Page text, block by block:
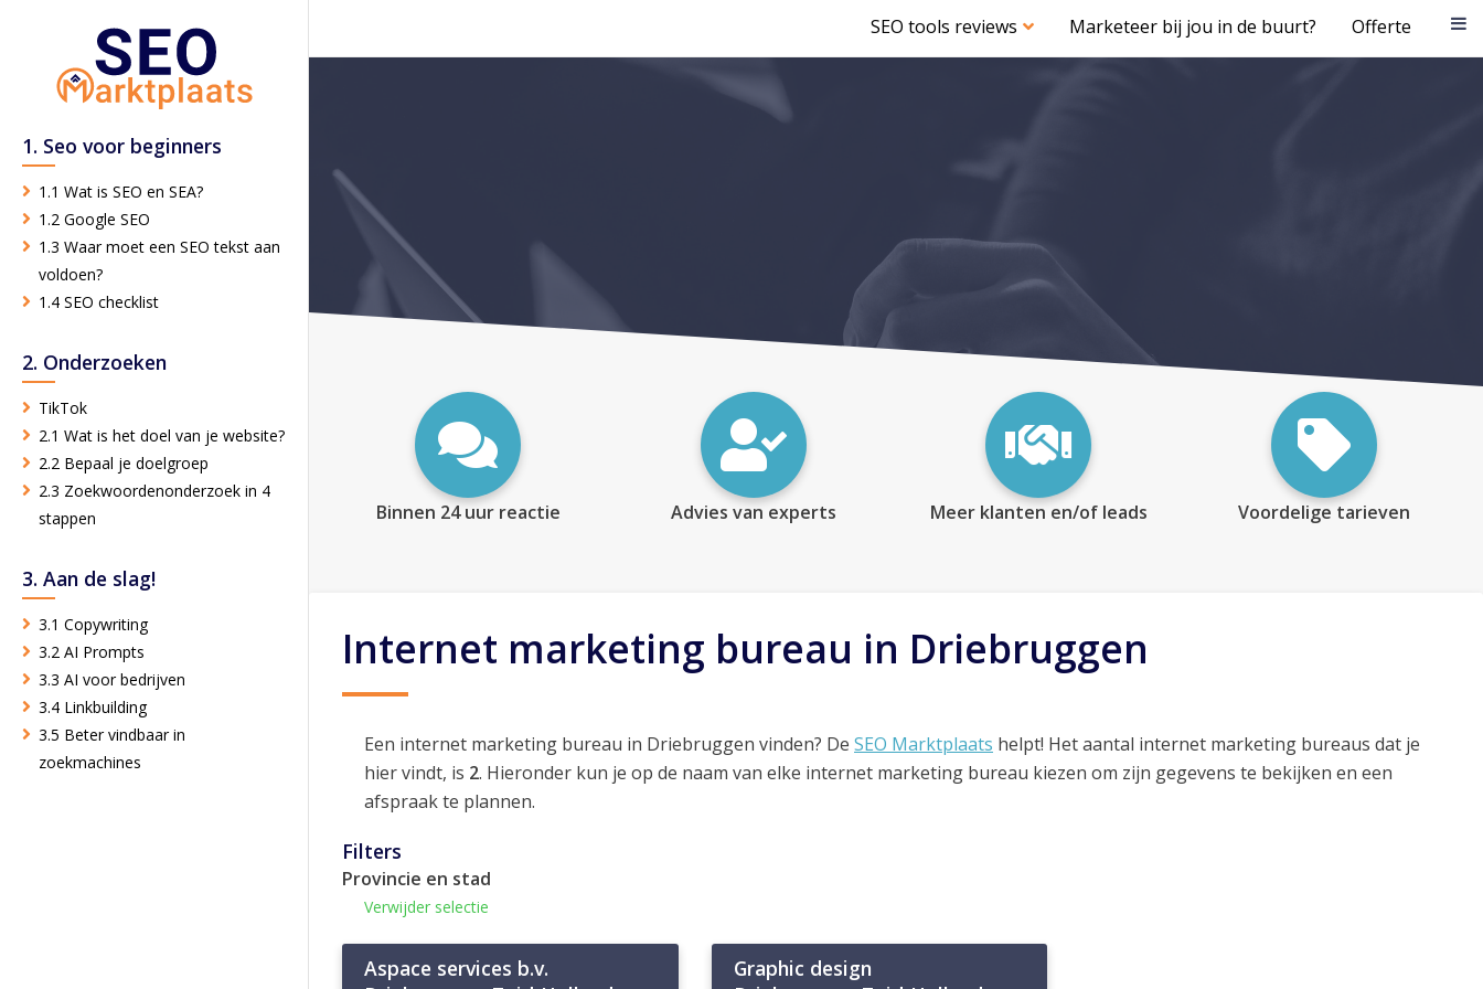
SEO tools reviews Marketeer bij jou in de buurt? Offerte
1. Seo voor beginners
1.1 Wat is SEO en SEA?
1.2 Google SEO
1.3 Waar moet een SEO tekst aan
voldoen?
1.4 SEO checklist
2. Onderzoeken
TikTok
2.1 Wat is het doel van je website?
2.2 Bepaal je doelgroep
2.3 Zoekwoordenonderzoek in 4
stappen
3. Aan de slag!
3.1 Copywriting
3.2 AI Prompts
3.3 AI voor bedrijven
3.4 Linkbuilding
3.5 Beter vindbaar in
zoekmachines
Binnen 24 uur reactie Advies van experts Meer klanten en/of leads Voordelige tarieven
Internet marketing bureau in Driebruggen
Een internet marketing bureau in Driebruggen vinden? De SEO Marktplaats helpt! Het aantal internet marketing bureaus dat je
hier vindt, is 2. Hieronder kun je op de naam van elke internet marketing bureau kiezen om zijn gegevens te bekijken en een
afspraak te plannen.
Filters
Provincie en stad
Verwijder selectie
Aspace services b.v.
Graphic design